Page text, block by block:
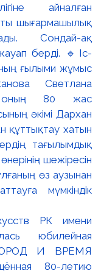
айналған
шығармашылық
Сондай-ақ
берді. 🔹Іс-
ғылыми жұмыс
Светлана
оның 80 жас
әкімі Дархан
құттықтау хатын
тағылымдық
шежіресін
өз аузынан
мүмкіндік